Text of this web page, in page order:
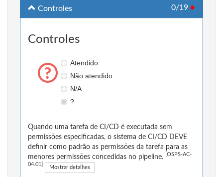
Controles 0/19 ●
Controles
Atendido
Não atendido
N/A
?
Quando uma tarefa de CI/CD é executada sem
permissões especificadas, o sistema de CI/CD DEVE
definir como padrão as permissões da tarefa para as
menores permissões concedidas no pipeline.
[OSPS-AC-
04.01] Mostrar detalhes